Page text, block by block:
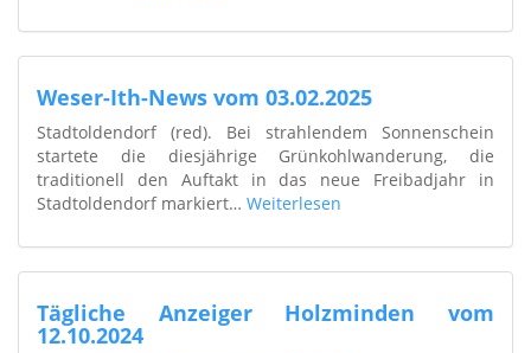
Weser-Ith-News vom 03.02.2025
Stadtoldendorf (red). Bei strahlendem Sonnenschein
startete die diesjährige Grünkohlwanderung, die
traditionell den Auftakt in das neue Freibadjahr in
Stadtoldendorf markiert… Weiterlesen
Tägliche Anzeiger Holzminden vom
12.10.2024